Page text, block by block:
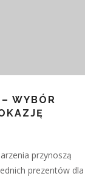
WYBÓR
przynoszą
prezentów dla